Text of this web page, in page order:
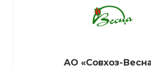
АО «Совхоз-